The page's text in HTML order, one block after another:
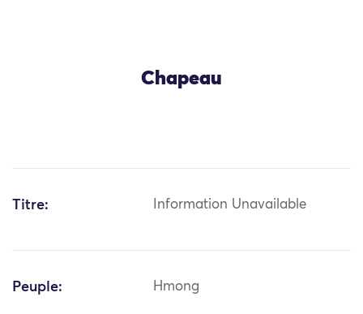
Chapeau
Titre: Information Unavailable
Peuple: Hmong